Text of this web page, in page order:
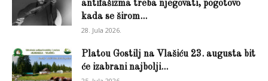
antifašizma treba njegovati, pogotovo
kada se širom...
28. Jula 2026.
Platou Gostilj na Vlašiću 23. augusta bit
će izabrani najbolji...